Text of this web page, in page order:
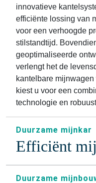
innovatieve
efficiënte lossing van
voor een verhoogde
stilstandtijd.
geoptimaliseerde
verlengt het de
kantelbare
kiest u voor een
technologie en
Duurzame mijnkar
Efficiënt
Duurzame